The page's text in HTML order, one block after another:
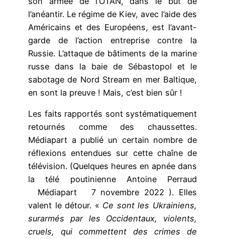
l’anéantir. Le régime de Kiev, avec l’aide des
Américains et des Européens, est l’avant-
garde de l’action entreprise contre la
Russie. L’attaque de bâtiments de la marine
russe dans la baie de Sébastopol et le
sabotage de Nord Stream en mer Baltique,
en sont la preuve ! Mais, c’est bien sûr !
Les faits rapportés sont systématiquement
retournés comme des chaussettes.
Médiapart a publié un certain nombre de
réflexions entendues sur cette chaîne de
télévision. (Quelques heures en apnée dans
la télé poutinienne Antoine Perraud
Médiapart 7 novembre 2022 ). Elles
valent le détour. « Ce sont les Ukrainiens,
surarmés par les Occidentaux, violents,
cruels, qui commettent des crimes de